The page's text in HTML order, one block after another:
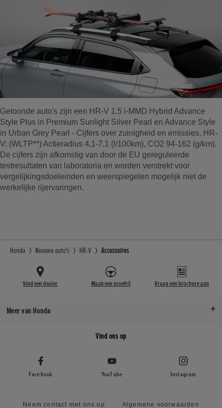
Getoonde auto's zijn een HR-V 1.5 i-MMD Hybrid Advance
Style Plus in Premium Sunlight Silver Pearl en Advance Style
in Urban Grey Pearl - Cijfers over zuinigheid en emissies, HR-
V: (WLTP**) Actieradius 4,1-7,1 (l/100km), CO2 94-162 (g/km).
De cijfers zijn afkomstig van door de EU gereguleerde
testresultaten van laboratoria en worden verstrekt voor
vergelijkingsdoeleinden en weerspiegelen mogelijk niet de
werkelijke rijervaringen.
Honda Nieuwe auto's HR-V Accessoires
Vind een dealer Maak een proefrit Vraag een brochure aan
Meer van Honda
Vind ons op
Facebook YouTube Instagram
Neem contact met ons op Algemene voorwaarden